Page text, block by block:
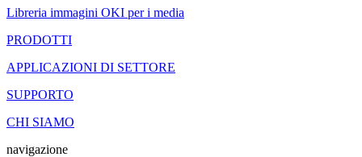
Libreria immagini OKI per i media
PRODOTTI
APPLICAZIONI DI SETTORE
SUPPORTO
CHI SIAMO
navigazione